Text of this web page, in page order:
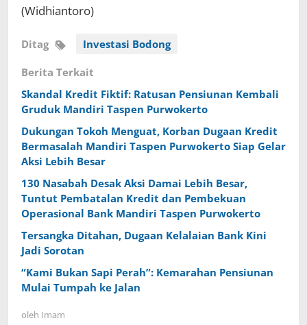
(Widhiantoro)
Ditag Investasi Bodong
Berita Terkait
Skandal Kredit Fiktif: Ratusan Pensiunan Kembali
Gruduk Mandiri Taspen Purwokerto
Dukungan Tokoh Menguat, Korban Dugaan Kredit
Bermasalah Mandiri Taspen Purwokerto Siap Gelar
Aksi Lebih Besar
130 Nasabah Desak Aksi Damai Lebih Besar,
Tuntut Pembatalan Kredit dan Pembekuan
Operasional Bank Mandiri Taspen Purwokerto
Tersangka Ditahan, Dugaan Kelalaian Bank Kini
Jadi Sorotan
“Kami Bukan Sapi Perah”: Kemarahan Pensiunan
Mulai Tumpah ke Jalan
oleh Imam